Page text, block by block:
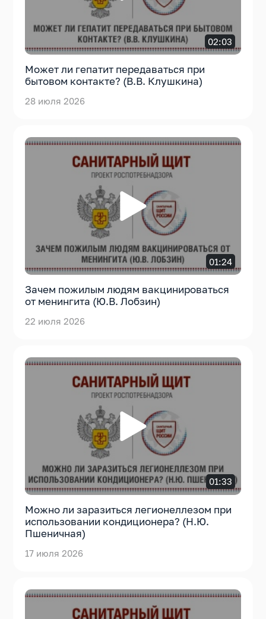
02:03
Может ли гепатит передаваться при
бытовом контакте? (В.В. Клушкина)
28 июля 2026
01:24
Зачем пожилым людям вакцинироваться
от менингита (Ю.В. Лобзин)
22 июля 2026
01:33
Можно ли заразиться легионеллезом при
использовании кондиционера? (Н.Ю.
Пшеничная)
17 июля 2026